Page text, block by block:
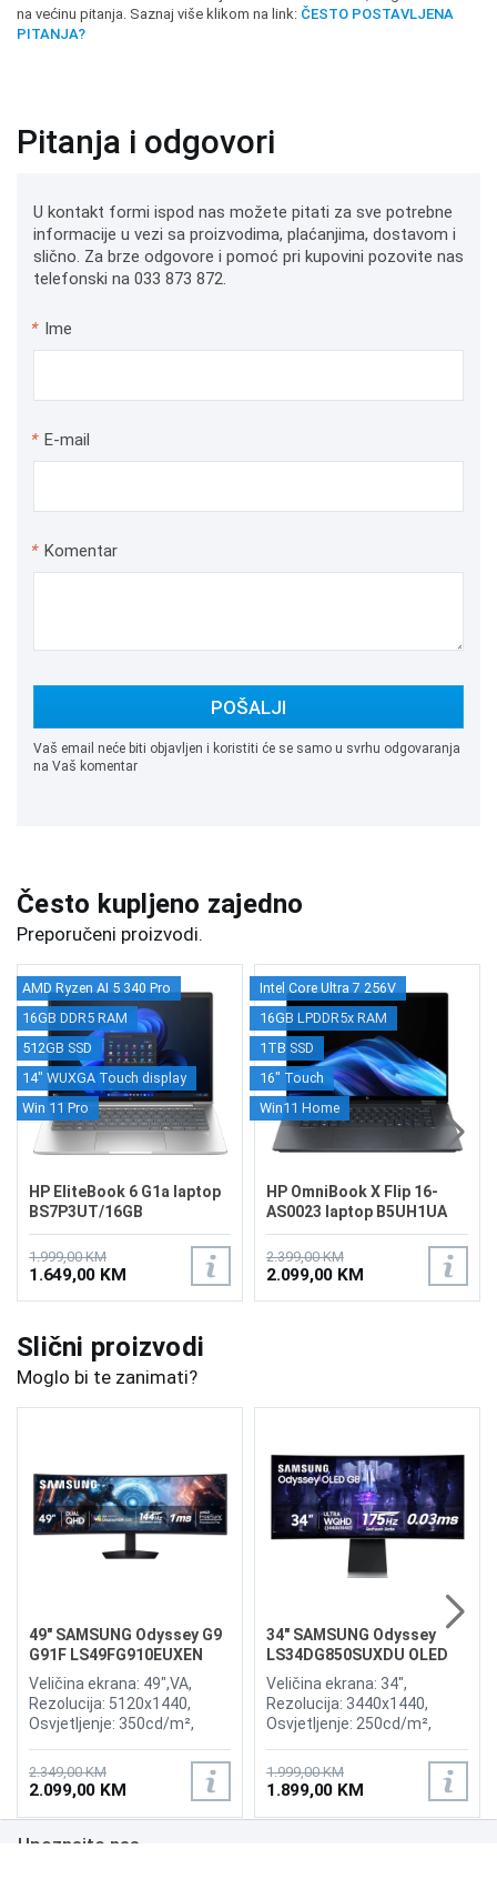
na većinu pitanja. Saznaj više klikom na link: ČESTO POSTAVLJENA
PITANJA?
Pitanja i odgovori
U kontakt formi ispod nas možete pitati za sve potrebne
informacije u vezi sa proizvodima, plaćanjima, dostavom i
slično. Za brze odgovore i pomoć pri kupovini pozovite nas
telefonski na 033 873 872.
* Ime
* E-mail
* Komentar
POŠALJI
Vaš email neće biti objavljen i koristiti će se samo u svrhu odgovaranja
na Vaš komentar
Često kupljeno zajedno
Preporučeni proizvodi.
AMD Ryzen AI 5 340 Pro
16GB DDR5 RAM
512GB SSD
14" WUXGA Touch display
Win 11 Pro
HP EliteBook 6 G1a laptop
BS7P3UT/16GB
1.999,00 KM
1.649,00 KM
Intel Core Ultra 7 256V
16GB LPDDR5x RAM
1TB SSD
16" Touch
Win11 Home
HP OmniBook X Flip 16-
AS0023 laptop B5UH1UA
2.399,00 KM
2.099,00 KM
Slični proizvodi
Moglo bi te zanimati?
49" SAMSUNG Odyssey G9
G91F LS49FG910EUXEN
144Hz Gaming Curved
Display
Veličina ekrana: 49",VA,
Rezolucija: 5120x1440,
Osvjetljenje: 350cd/m²,
Osvježenje: 144Hz, AMD
FreeSync Premium Pro,
Priključci: 2xHDMI 2.1,
DisplayPort, 2xUSB 3.2, USB-
B
2.349,00 KM
2.099,00 KM
34" SAMSUNG Odyssey
LS34DG850SUXDU OLED
G8 175Hz Gaming Curved
Display
Veličina ekrana: 34",
Rezolucija: 3440x1440,
Osvjetljenje: 250cd/m²,
Osvježenje: 175Hz, AMD
FreeSync Premium,
Wireless LAN, Bluetooth ,
Priključci: 2xHDMI,
1.999,00 KM
1.899,00 KM
Upoznajte nas